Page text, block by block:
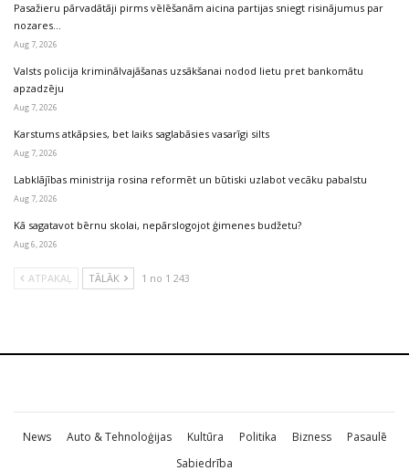
Pasažieru pārvadātāji pirms vēlēšanām aicina partijas sniegt risinājumus par
nozares…
Aug 7, 2026
Valsts policija kriminālvajāšanas uzsākšanai nodod lietu pret bankomātu
apzadzēju
Aug 7, 2026
Karstums atkāpsies, bet laiks saglabāsies vasarīgi silts
Aug 7, 2026
Labklājības ministrija rosina reformēt un būtiski uzlabot vecāku pabalstu
Aug 7, 2026
Kā sagatavot bērnu skolai, nepārslogojot ģimenes budžetu?
Aug 6, 2026
ATPAKAĻ TĀLĀK 1 no 1 243
News Auto & Tehnoloģijas Kultūra Politika Bizness
Pasaulē
Sabiedrība